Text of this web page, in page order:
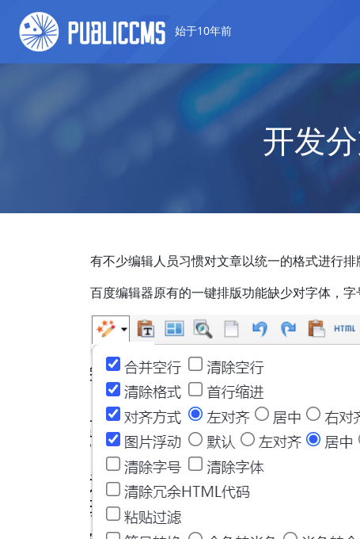
始于10年前
开发
有不少编辑人员习惯对文章以统一的格式进行排
百度编辑器原有的一键排版功能缺少对字体，